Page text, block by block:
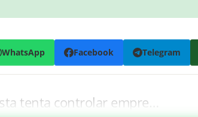
WhatsApp Facebook Telegram
tenta controlar empre…